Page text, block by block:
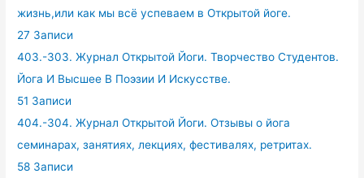
жизнь,или как мы всё успеваем в Открытой йоге.
27 Записи
403.-303. Журнал Открытой Йоги. Творчество Студентов.
Йога И Высшее В Поэзии И Искусстве.
51 Записи
404.-304. Журнал Открытой Йоги. Отзывы о йога
семинарах, занятиях, лекциях, фестивалях, ретритах.
58 Записи